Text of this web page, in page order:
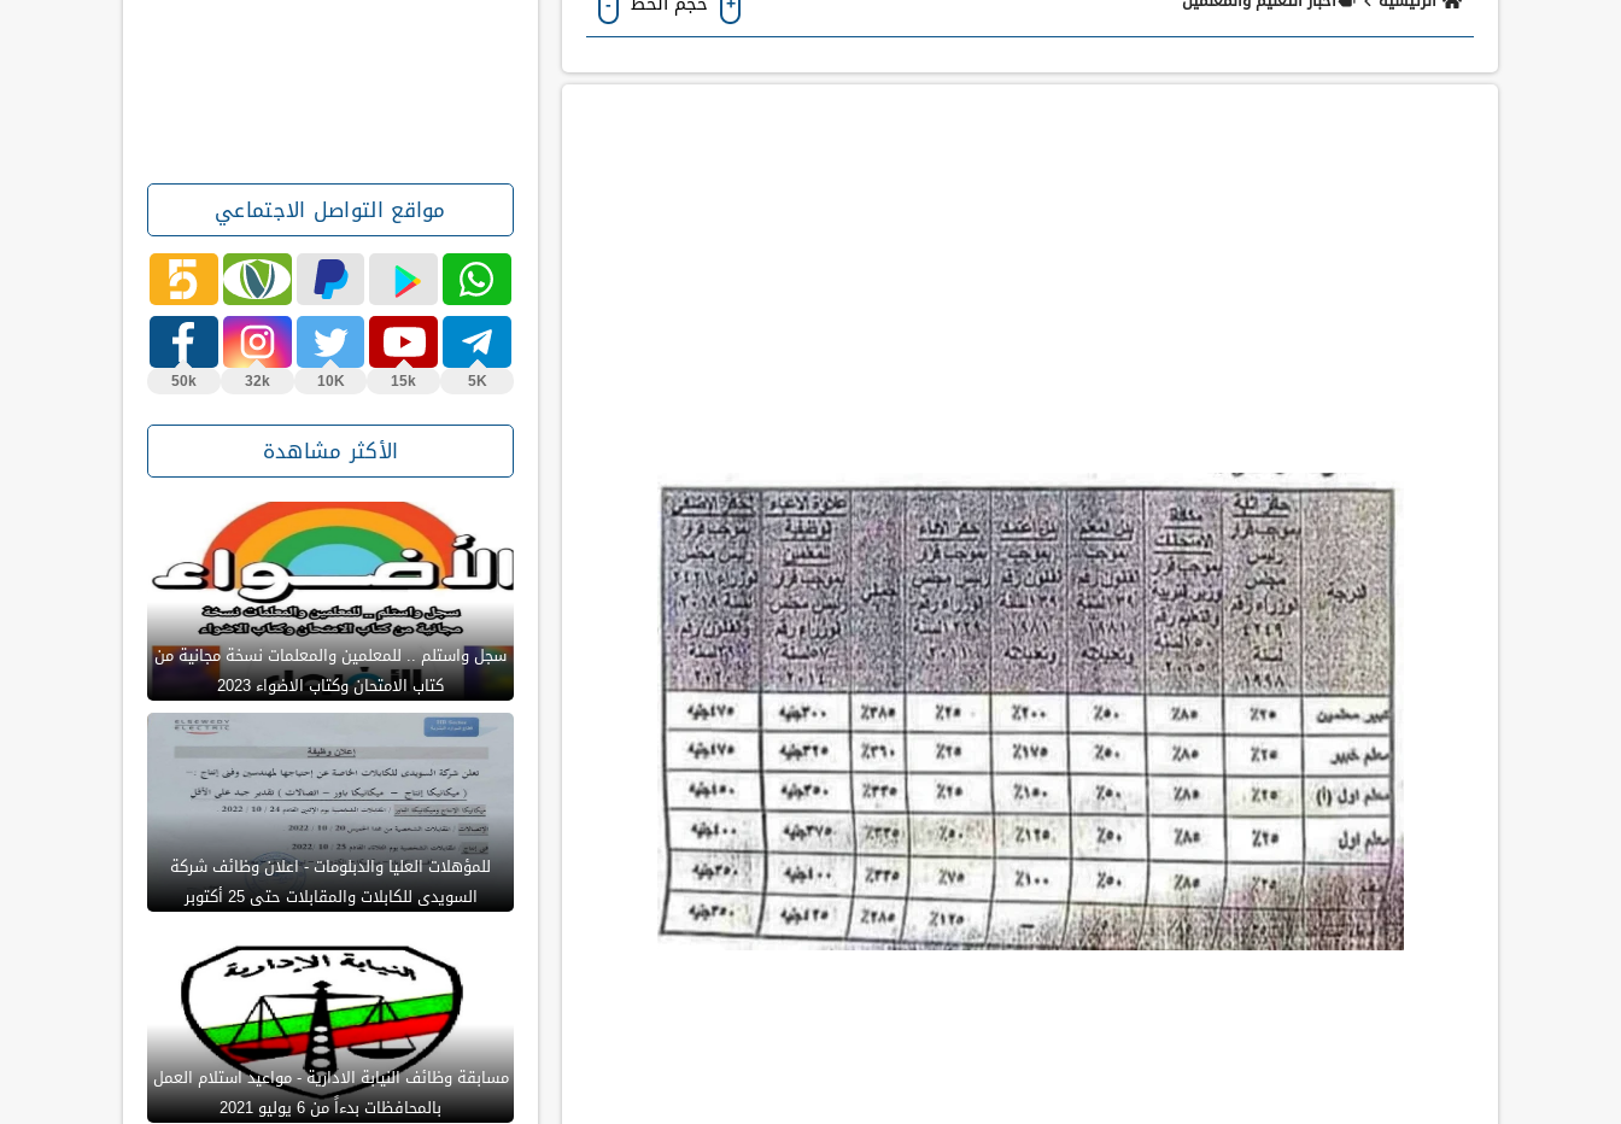
مواقع التواصل الاجتماعي
5K
15k
10K
32k
50k
الأكثر مشاهدة
سجل واستلم .. للمعلمين والمعلمات نسخة مجانية من
كتاب الامتحان وكتاب الاضواء 2023
للمؤهلات العليا والدبلومات - اعلان وظائف شركة
السويدى للكابلات والمقابلات حتى 25 أكتوبر
مسابقة وظائف النيابة الادارية - مواعيد استلام العمل
بالمحافظات بدءاً من 6 يوليو 2021